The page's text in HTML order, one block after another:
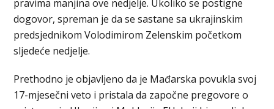
pravima manjina ove nedjelje. Ukoliko se postigne
dogovor, spreman je da se sastane sa ukrajinskim
predsjednikom Volodimirom Zelenskim početkom
sljedeće nedjelje.
Prethodno je objavljeno da je Mađarska povukla svoj
17-mjesečni veto i pristala da započne pregovore o